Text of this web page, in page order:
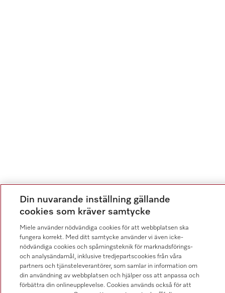
Din nuvarande inställning gällande
cookies som kräver samtycke
Miele använder nödvändiga cookies för att webbplatsen ska
fungera korrekt. Med ditt samtycke använder vi även icke-
nödvändiga cookies och spårningsteknik för marknadsförings-
och analysändamål, inklusive tredjepartscookies från våra
partners och tjänsteleverantörer, som samlar in information om
din användning av webbplatsen och hjälper oss att anpassa och
förbättra din onlineupplevelse. Cookies används också för att